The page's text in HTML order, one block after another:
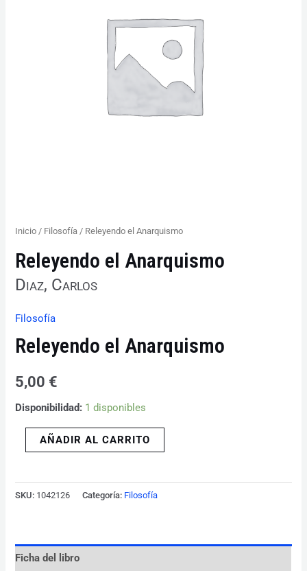
Inicio / Filosofía / Releyendo el Anarquismo
Releyendo el Anarquismo
Diaz, Carlos
Filosofía
Releyendo el Anarquismo
5,00 €
Disponibilidad: 1 disponibles
AÑADIR AL CARRITO
SKU: 1042126 Categoría: Filosofía
Ficha del libro